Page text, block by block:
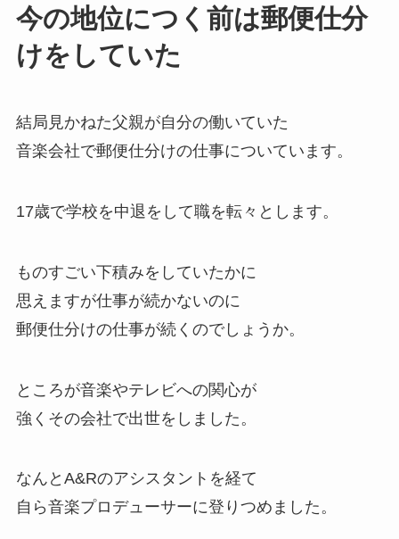
今の地位につく前は郵便仕分
けをしていた
結局見かねた父親が自分の働いていた
音楽会社で郵便仕分けの仕事についています。
17歳で学校を中退 をして職を転々とします。
ものすごい下積みをしていたかに
思えますが仕事が続かないのに
郵便仕分けの仕事が続くのでしょうか。
ところが音楽やテレビへの関心が
強くその会社で出世をしました。
なんとA&Rのアシスタントを経て
自ら音楽プロデューサーに登りつめました。